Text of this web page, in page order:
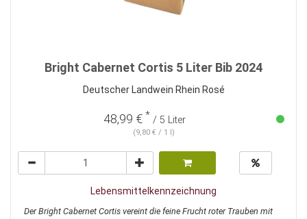
Bright Cabernet Cortis 5 Liter Bib 2024
Deutscher Landwein Rhein Rosé
48,99 € * / 5 Liter
(9,80 € / 1 l)
Lebensmittelkennzeichnung
Der Bright Cabernet Cortis vereint die feine Frucht roter Trauben mit